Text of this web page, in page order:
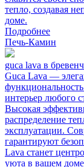
тепло, создавая
доме.
Подробнее
Печь-Камин
guca lava в
Guca Lava —
интерьер любого
Высокая
распределение
эксплуатации.
гарантируют
Lava станет
уюта в вашем